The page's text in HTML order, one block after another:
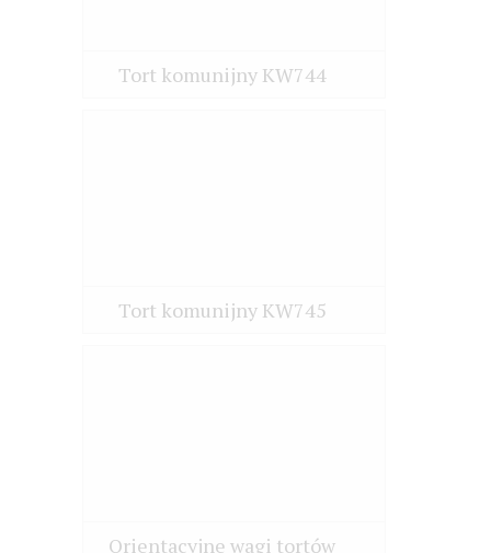
Tort komunijny KW744
Tort komunijny KW745
Orientacyjne wagi tortów